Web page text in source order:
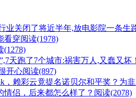
业关闭了将近半年,放电影院一条生
看穿阅读(1978)
(1278)
天跑了7个城市:祸害万人,又蠢又坏！
开心阅读(897)
，赖彩云竟提名诺贝尔和平奖？为
侣，后来都怎么样了？ 阅读(2078)